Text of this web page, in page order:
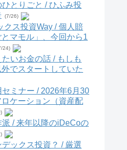
とりごと / ひふみ投
(7/26)
クス投資Way / 個人賠
マモル」、今回から1
24)
いお金の話 / もしも
でスタートしていた
ミナー / 2026年6月30
ケーション（資産配
/ 来年以降のiDeCoの
ックス投資？ / 厳選